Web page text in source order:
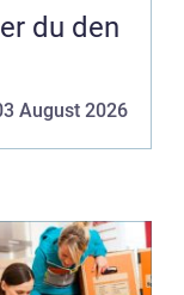
du den
August 2026